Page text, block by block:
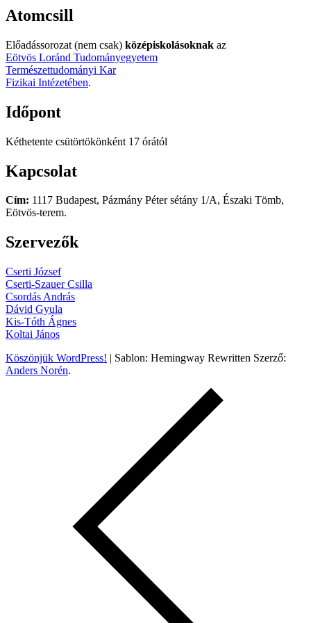
Atomcsill
Előadássorozat (nem csak) középiskolásoknak az
Eötvös Loránd Tudományegyetem
Természettudományi Kar
Fizikai Intézetében.
Időpont
Kéthetente csütörtökönként 17 órától
Kapcsolat
Cím: 1117 Budapest, Pázmány Péter sétány 1/A, Északi Tömb,
Eötvös-terem.
Szervezők
Cserti József
Cserti-Szauer Csilla
Csordás András
Dávid Gyula
Kis-Tóth Ágnes
Koltai János
Köszönjük WordPress! | Sablon: Hemingway Rewritten Szerző:
Anders Norén.